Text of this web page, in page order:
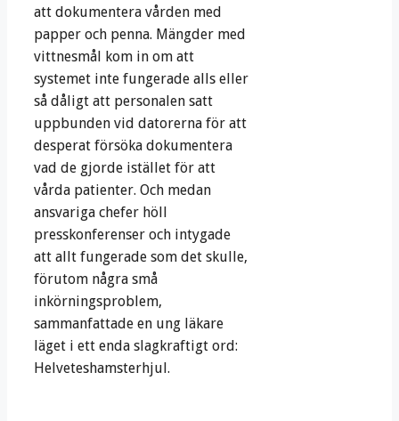
att dokumentera vården med
papper och penna. Mängder med
vittnesmål kom in om att
systemet inte fungerade alls eller
så dåligt att personalen satt
uppbunden vid datorerna för att
desperat försöka dokumentera
vad de gjorde istället för att
vårda patienter. Och medan
ansvariga chefer höll
presskonferenser och intygade
att allt fungerade som det skulle,
förutom några små
inkörningsproblem,
sammanfattade en ung läkare
läget i ett enda slagkraftigt ord:
Helveteshamsterhjul.